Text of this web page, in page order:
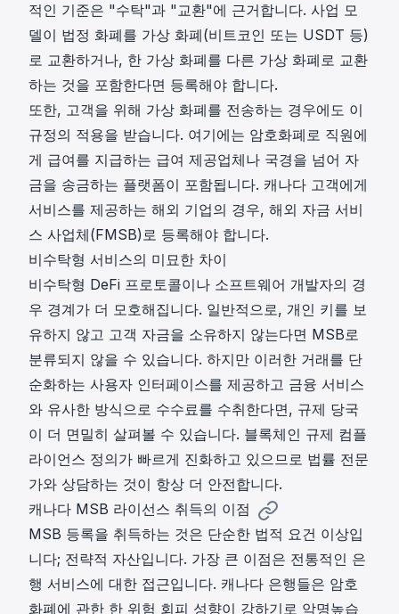
적인 기준은 "수탁"과 "교환"에 근거합니다. 사업 모
델이 법정 화폐를 가상 화폐(비트코인 또는 USDT 등)
로 교환하거나, 한 가상 화폐를 다른 가상 화폐로 교환
하는 것을 포함한다면 등록해야 합니다.
또한, 고객을 위해 가상 화폐를 전송하는 경우에도 이
규정의 적용을 받습니다. 여기에는 암호화폐로 직원에
게 급여를 지급하는 급여 제공업체나 국경을 넘어 자
금을 송금하는 플랫폼이 포함됩니다. 캐나다 고객에게
서비스를 제공하는 해외 기업의 경우, 해외 자금 서비
스 사업체(FMSB)로 등록해야 합니다.
비수탁형 서비스의 미묘한 차이
비수탁형 DeFi 프로토콜이나 소프트웨어 개발자의 경
우 경계가 더 모호해집니다. 일반적으로, 개인 키를 보
유하지 않고 고객 자금을 소유하지 않는다면 MSB로
분류되지 않을 수 있습니다. 하지만 이러한 거래를 단
순화하는 사용자 인터페이스를 제공하고 금융 서비스
와 유사한 방식으로 수수료를 수취한다면, 규제 당국
이 더 면밀히 살펴볼 수 있습니다. 블록체인 규제 컴플
라이언스 정의가 빠르게 진화하고 있으므로 법률 전문
가와 상담하는 것이 항상 더 안전합니다.
캐나다 MSB 라이선스 취득의 이점
MSB 등록을 취득하는 것은 단순한 법적 요건 이상입
니다; 전략적 자산입니다. 가장 큰 이점은 전통적인 은
행 서비스에 대한 접근입니다. 캐나다 은행들은 암호
화폐에 관한 한 위험 회피 성향이 강하기로 악명높습